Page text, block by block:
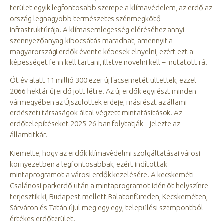
terület egyik legfontosabb szerepe a klímavédelem, az erdő az
ország legnagyobb természetes szénmegkötő
infrastruktúrája. A klímasemlegesség eléréséhez annyi
szennyezőanyag-kibocsátás maradhat, amennyit a
magyarországi erdők évente képesek elnyelni, ezért ezt a
képességet fenn kell tartani, illetve növelni kell – mutatott rá.
Öt év alatt 11 millió 300 ezer új facsemetét ültettek, ezzel
2066 hektár új erdő jött létre. Az új erdők egyrészt minden
vármegyében az Újszülöttek erdeje, másrészt az állami
erdészeti társaságok által végzett mintafásítások. Az
erdőtelepítéseket 2025-26-ban folytatják – jelezte az
államtitkár.
Kiemelte, hogy az erdők klímavédelmi szolgáltatásai városi
környezetben a legfontosabbak, ezért indítottak
mintaprogramot a városi erdők kezelésére. A kecskeméti
Csalánosi parkerdő után a mintaprogramot idén öt helyszínre
terjesztik ki, Budapest mellett Balatonfüreden, Kecskeméten,
Sárváron és Tatán újul meg egy-egy, települési szempontból
értékes erdőterület.